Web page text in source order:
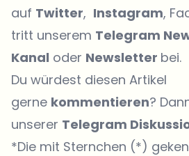
auf Twitter, Instagram,
tritt unserem Telegram
Kanal oder Newsletter bei.
Du würdest diesen Artikel
gerne kommentieren?
unserer Telegram
*Die mit Sternchen (*)